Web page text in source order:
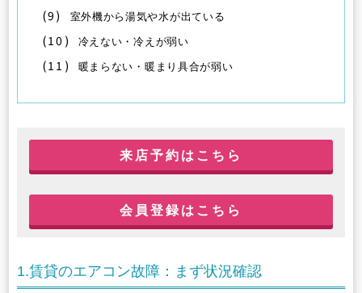
(9) 室外機から湯気や水が出ている
(10) 冷えない・冷えが弱い
(11) 暖まらない・暖まり具合が弱い
来店予約はこちら
会員登録はこちら
1.賃貸のエアコン故障：まず状況確認